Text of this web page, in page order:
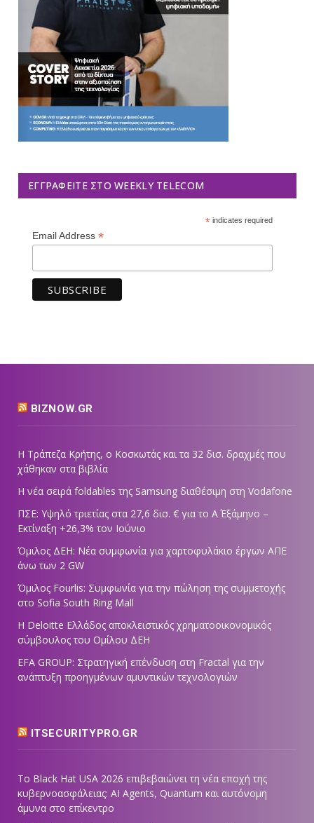
ΕΓΓΡΑΦΕΊΤΕ ΣΤΟ WEEKLY TELECOM
*indicates required
Email Address *
BIZNOW.GR
Η Τράπεζα Κρήτης, ο Κοσκωτάς και τα 32 δισ. δραχμές που
χάθηκαν στα βιβλία
Η νέα σειρά foldables της Samsung διαθέσιμη στη Vodafone
ΠΣΕ: Υψηλό τριετίας στα 27,6 δισ. € για το Α΄ Εξάμηνο –
Εκτίναξη +26,3% τον Ιούνιο
Όμιλος ΔΕΗ: Νέα συμφωνία για χαρτοφυλάκιο έργων ΑΠΕ
άνω των 2 GW
Όμιλος Fourlis: Συμφωνία για την πώληση της συμμετοχής
στο Sofia South Ring Mall
Η Deloitte Ελλάδος αποκλειστικός χρηματοοικονομικός
σύμβουλος του Ομίλου ΔΕΗ
EFA GROUP: Στρατηγική επένδυση στη Fractal για την
ανάπτυξη προηγμένων αμυντικών τεχνολογιών
ITSECURITYPRO.GR
Το Black Hat USA 2026 επιβεβαιώνει τη νέα εποχή της
κυβερνοασφάλειας: AI Agents, Quantum και αυτόνομη
άμυνα στο επίκεντρο